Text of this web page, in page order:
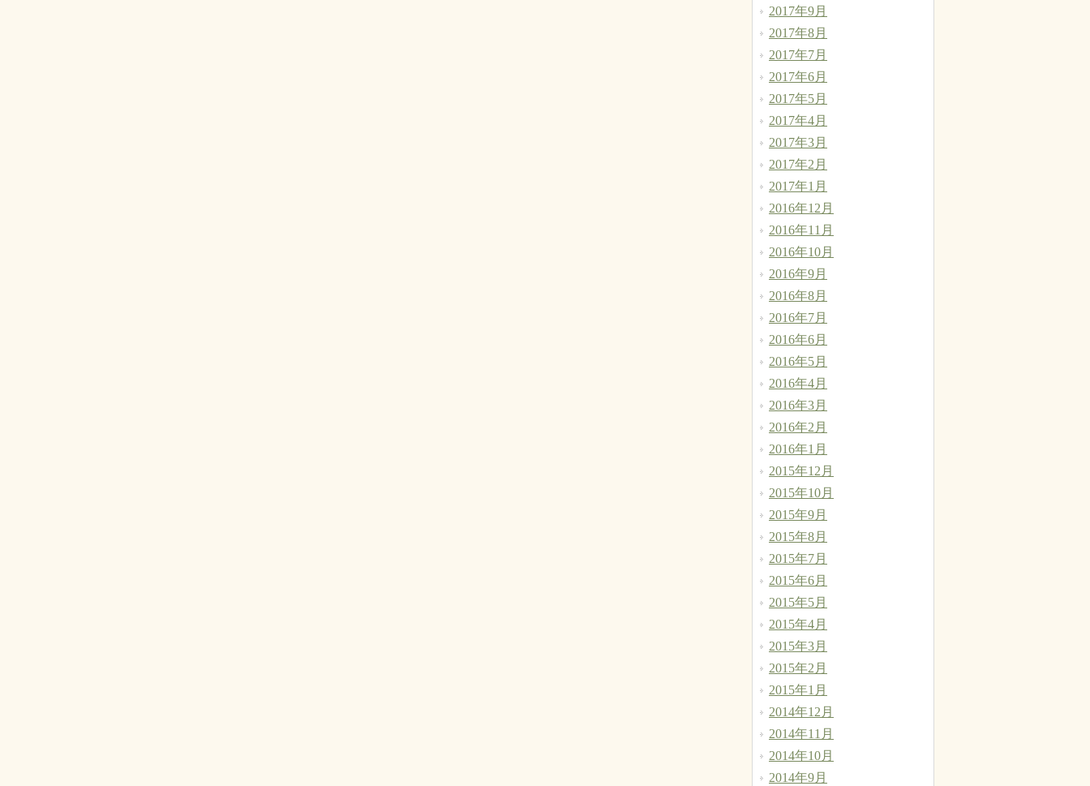
2017年9月
2017年8月
2017年7月
2017年6月
2017年5月
2017年4月
2017年3月
2017年2月
2017年1月
2016年12月
2016年11月
2016年10月
2016年9月
2016年8月
2016年7月
2016年6月
2016年5月
2016年4月
2016年3月
2016年2月
2016年1月
2015年12月
2015年10月
2015年9月
2015年8月
2015年7月
2015年6月
2015年5月
2015年4月
2015年3月
2015年2月
2015年1月
2014年12月
2014年11月
2014年10月
2014年9月